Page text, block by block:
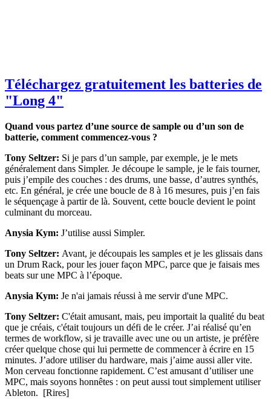
Téléchargez gratuitement les batteries de
"Long 4"
Quand vous partez d’une source de sample ou d’un son de
batterie, comment commencez-vous ?
Tony Seltzer: Si je pars d’un sample, par exemple, je le mets
généralement dans Simpler. Je découpe le sample, je le fais tourner,
puis j’empile des couches : des drums, une basse, d’autres synthés,
etc. En général, je crée une boucle de 8 à 16 mesures, puis j’en fais
le séquençage à partir de là. Souvent, cette boucle devient le point
culminant du morceau.
Anysia Kym: J’utilise aussi Simpler.
Tony Seltzer: Avant, je découpais les samples et je les glissais dans
un Drum Rack, pour les jouer façon MPC, parce que je faisais mes
beats sur une MPC à l’époque.
Anysia Kym: Je n'ai jamais réussi à me servir d'une MPC.
Tony Seltzer: C'était amusant, mais, peu importait la qualité du beat
que je créais, c'était toujours un défi de le créer. J’ai réalisé qu’en
termes de workflow, si je travaille avec une ou un artiste, je préfère
créer quelque chose qui lui permette de commencer à écrire en 15
minutes. J’adore utiliser du hardware, mais j’aime aussi aller vite.
Mon cerveau fonctionne rapidement. C’est amusant d’utiliser une
MPC, mais soyons honnêtes : on peut aussi tout simplement utiliser
Ableton. [Rires]